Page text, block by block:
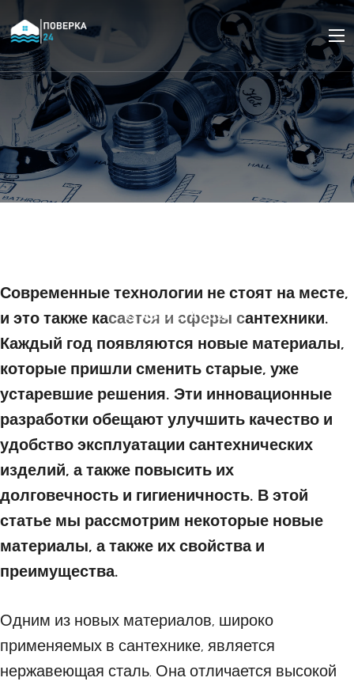
25 АВГУСТА 2023
Современные технологии не стоят на месте,
и это также касается и сферы сантехники.
Каждый год появляются новые материалы,
которые пришли сменить старые, уже
устаревшие решения. Эти инновационные
разработки обещают улучшить качество и
удобство эксплуатации сантехнических
изделий, а также повысить их
долговечность и гигиеничность. В этой
статье мы рассмотрим некоторые новые
материалы, а также их свойства и
преимущества.
Одним из новых материалов, широко
применяемых в сантехнике, является
нержавеющая сталь. Она отличается высокой